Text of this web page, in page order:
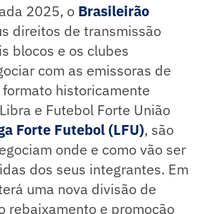
2025, o Brasileirão
direitos de transmissão
blocos e os clubes
com as emissoras de
historicamente
e Futebol Forte União
Forte Futebol (LFU), são
onde e como vão ser
dos seus integrantes. Em
uma nova divisão de
rebaixamento e promoção